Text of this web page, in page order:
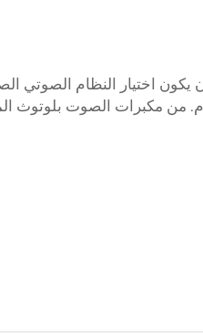
اختيار النظام الصوتي
من مكبرات الصوت بلوتوث